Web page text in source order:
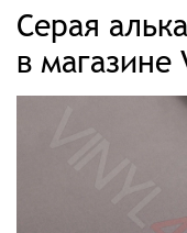
Серая
в магазине